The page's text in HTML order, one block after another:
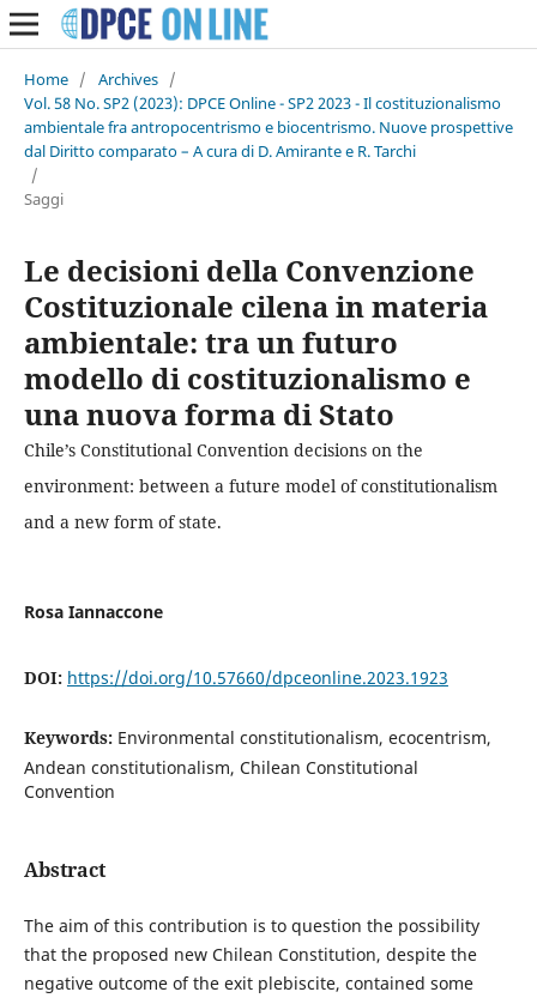
Home / Archives /
Vol. 58 No. SP2 (2023): DPCE Online - SP2 2023 - Il costituzionalismo
ambientale fra antropocentrismo e biocentrismo. Nuove prospettive
dal Diritto comparato – A cura di D. Amirante e R. Tarchi
/
Saggi
Le decisioni della Convenzione
Costituzionale cilena in materia
ambientale: tra un futuro
modello di costituzionalismo e
una nuova forma di Stato
Chile’s Constitutional Convention decisions on the
environment: between a future model of constitutionalism
and a new form of state.
Rosa Iannaccone
DOI: https://doi.org/10.57660/dpceonline.2023.1923
Keywords: Environmental constitutionalism, ecocentrism,
Andean constitutionalism, Chilean Constitutional
Convention
Abstract
The aim of this contribution is to question the possibility
that the proposed new Chilean Constitution, despite the
negative outcome of the exit plebiscite, contained some